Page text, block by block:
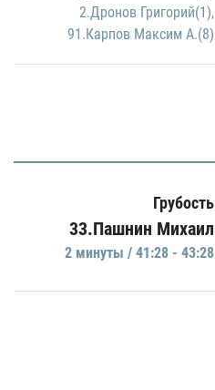
2.Дронов Григорий(1),
91.Карпов Максим А.(8)
Грубость
33.Пашнин Михаил
2 минуты / 41:28 - 43:28